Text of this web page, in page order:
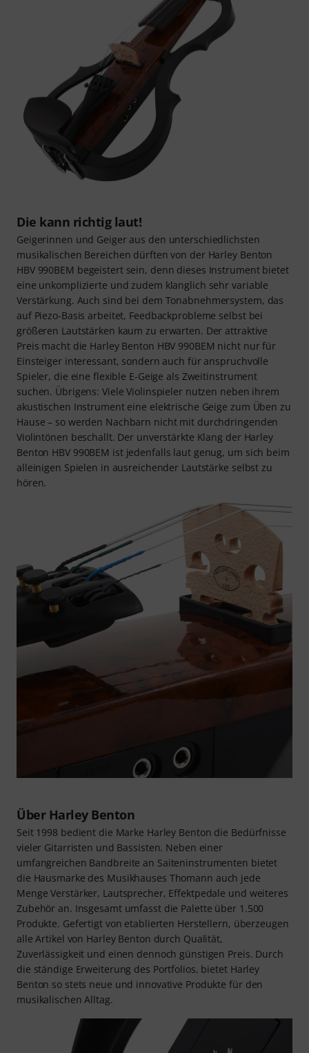
Die kann richtig laut!
Geigerinnen und Geiger aus den unterschiedlichsten
musikalischen Bereichen dürften von der Harley Benton
HBV 990BEM begeistert sein, denn dieses Instrument bietet
eine unkomplizierte und zudem klanglich sehr variable
Verstärkung. Auch sind bei dem Tonabnehmersystem, das
auf Piezo-Basis arbeitet, Feedbackprobleme selbst bei
größeren Lautstärken kaum zu erwarten. Der attraktive
Preis macht die Harley Benton HBV 990BEM nicht nur für
Einsteiger interessant, sondern auch für anspruchvolle
Spieler, die eine flexible E-Geige als Zweitinstrument
suchen. Übrigens: Viele Violinspieler nutzen neben ihrem
akustischen Instrument eine elektrische Geige zum Üben zu
Hause – so werden Nachbarn nicht mit durchdringenden
Violintönen beschallt. Der unverstärkte Klang der Harley
Benton HBV 990BEM ist jedenfalls laut genug, um sich beim
alleinigen Spielen in ausreichender Lautstärke selbst zu
hören.
Über Harley Benton
Seit 1998 bedient die Marke Harley Benton die Bedürfnisse
vieler Gitarristen und Bassisten. Neben einer
umfangreichen Bandbreite an Saiteninstrumenten bietet
die Hausmarke des Musikhauses Thomann auch jede
Menge Verstärker, Lautsprecher, Effektpedale und weiteres
Zubehör an. Insgesamt umfasst die Palette über 1.500
Produkte. Gefertigt von etablierten Herstellern, überzeugen
alle Artikel von Harley Benton durch Qualität,
Zuverlässigkeit und einen dennoch günstigen Preis. Durch
die ständige Erweiterung des Portfolios, bietet Harley
Benton so stets neue und innovative Produkte für den
musikalischen Alltag.